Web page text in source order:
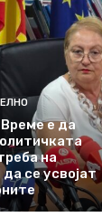
е да
на
се усвојат